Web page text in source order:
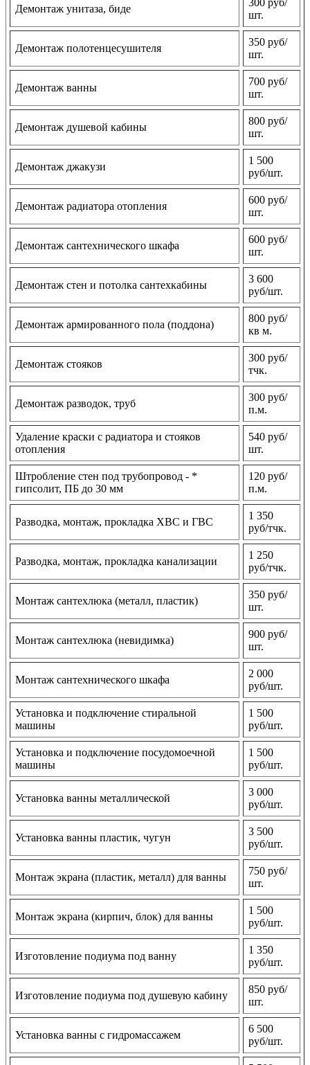
Демонтаж унитаза, биде
300 руб/
шт.
Демонтаж полотенцесушителя
350 руб/
шт.
Демонтаж ванны
700 руб/
шт.
Демонтаж душевой кабины
800 руб/
шт.
Демонтаж джакузи
1 500
руб/шт.
Демонтаж радиатора отопления
600 руб/
шт.
Демонтаж сантехнического шкафа
600 руб/
шт.
Демонтаж стен и потолка сантехкабины
3 600
руб/шт.
Демонтаж армированного пола (поддона)
800 руб/
кв м.
Демонтаж стояков
300 руб/
тчк.
Демонтаж разводок, труб
300 руб/
п.м.
Удаление краски с радиатора и стояков
отопления
540 руб/
шт.
Штробление стен под трубопровод - *
гипсолит, ПБ до 30 мм
120 руб/
п.м.
Разводка, монтаж, прокладка ХВС и ГВС
1 350
руб/тчк.
Разводка, монтаж, прокладка канализации
1 250
руб/тчк.
Монтаж сантехлюка (металл, пластик)
350 руб/
шт.
Монтаж сантехлюка (невидимка)
900 руб/
шт.
Монтаж сантехнического шкафа
2 000
руб/шт.
Установка и подключение стиральной
машины
1 500
руб/шт.
Установка и подключение посудомоечной
машины
1 500
руб/шт.
Установка ванны металлической
3 000
руб/шт.
Установка ванны пластик, чугун
3 500
руб/шт.
Монтаж экрана (пластик, металл) для ванны
750 руб/
шт.
Монтаж экрана (кирпич, блок) для ванны
1 500
руб/шт.
Изготовление подиума под ванну
1 350
руб/шт.
Изготовление подиума под душевую кабину
850 руб/
шт.
Установка ванны с гидромассажем
6 500
руб/шт.